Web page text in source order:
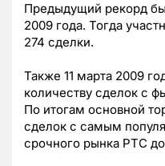
Предыдущий рекорд
2009 года. Тогда
274 сделки.
Также 11 марта 2009
количеству сделок с
По итогам основной
сделок с самым
срочного рынка РТС